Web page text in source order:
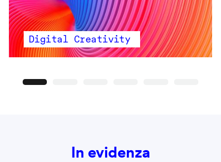
Digital Creativity
In evidenza